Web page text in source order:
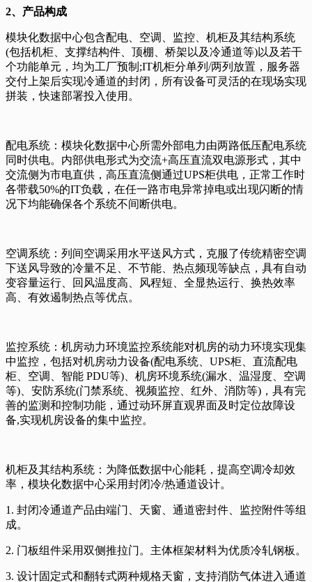
2、产品构成
模块化数据中心包含配电、空调、监控、机柜及其结构系统
(包括机柜、支撑结构件、顶棚、桥架以及冷通道等)以及若干
个功能单元，均为工厂预制;IT机柜分单列/两列放置，服务器
交付上架后实现冷通道的封闭，所有设备可灵活的在现场实现
拼装，快速部署投入使用。
配电系统 ：模块化数据中心所需外部电力由两路低压配电系统
同时供电。内部供电形式为交流+高压直流双电源形式，其中
交流侧为市电直供，高压直流侧通过UPS柜供电，正常工作时
各带载50%的IT负载，在任一路市电异常掉电或出现闪断的情
况下均能确保各个系统不间断供电。
空调系统 ：列间空调采用水平送风方式，克服了传统精密空调
下送风导致的冷量不足、不节能、热点频现等缺点，具有自动
变容量运行、回风温度高、风程短、全显热运行、换热效率
高、有效遏制热点等优点。
监控系统 ：机房动力环境监控系统能对机房的动力环境实现集
中监控，包括对机房动力设备(配电系统、UPS柜、直流配电
柜、空调、智能 PDU等)、机房环境系统(漏水、温湿度、空调
等)、安防系统(门禁系统、视频监控、红外、消防等)，具有完
善的监测和控制功能，通过动环屏直观界面及时定位故障设
备,实现机房设备的集中监控。
机柜及其结构系统 ：为降低数据中心能耗，提高空调冷却效
率，模块化数据中心采用封闭冷/热通道设计。
1. 封闭冷通道产品由端门、天窗、通道密封件、监控附件等组
成。
2. 门板组件采用双侧推拉门。主体框架材料为优质冷轧钢板。
3. 设计固定式和翻转式两种规格天窗，支持消防气体进入通道